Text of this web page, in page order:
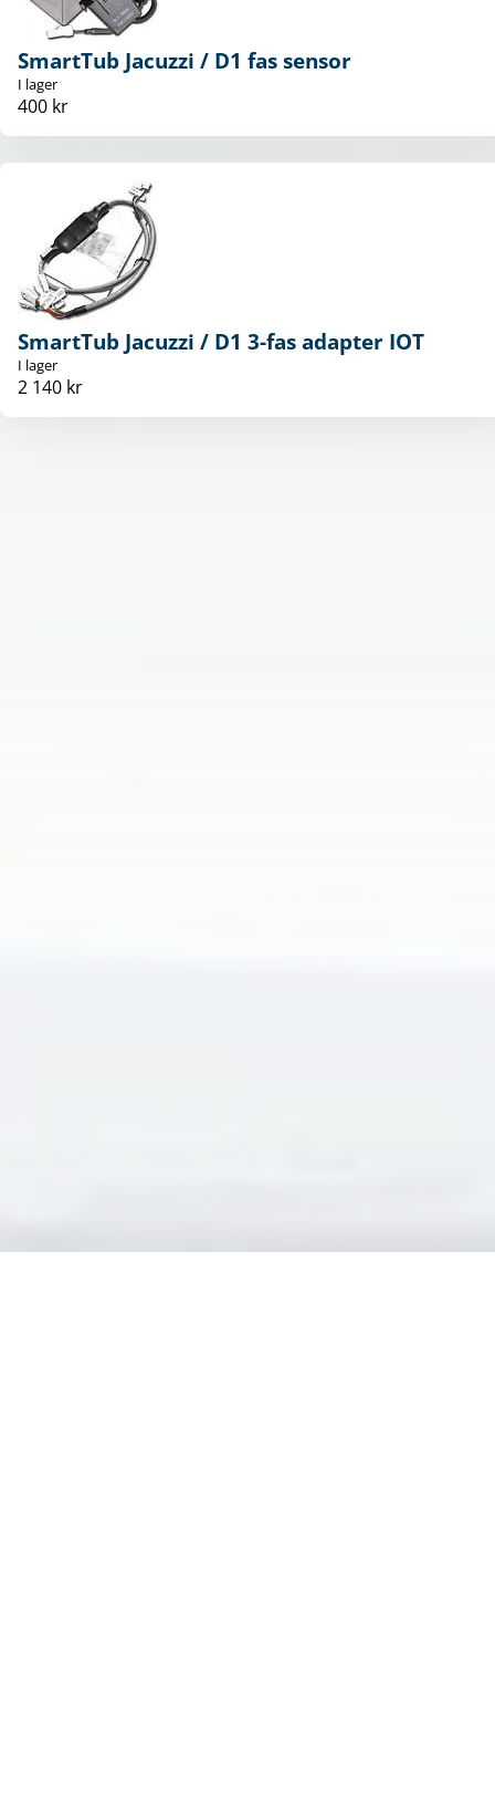
SmartTub Jacuzzi / D1 fas sensor
I lager
400 kr
SmartTub Jacuzzi / D1 3-fas adapter IOT
I lager
2 140 kr